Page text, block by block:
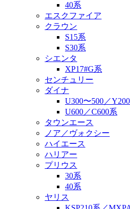
40系
エスクファイア
クラウン
S15系
S30系
シエンタ
XP17#G系
センチュリー
ダイナ
U300〜500／
U600／C600系
タウンエース
ノア／ヴォクシー
ハイエース
ハリアー
プリウス
30系
40系
ヤリス